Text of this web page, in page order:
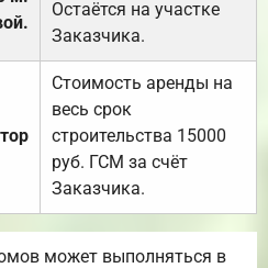
Остаётся на участке
Заказчика.
Стоимость аренды на
весь срок
строительства 15000
руб. ГСМ за счёт
Заказчика.
может выполняться в